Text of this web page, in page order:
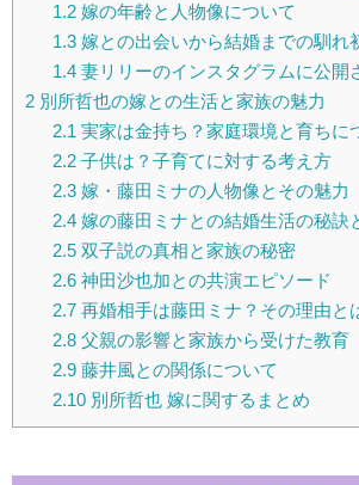
1.2嫁の年齢と人物像について
1.3嫁との出会いから結婚までの馴れ
1.4妻リリーのインスタグラムに公開
2 別所哲也の嫁との生活と家族の魅力
2.1 実家は金持ち？家庭環境と育ちに
2.2子供は？子育てに対する考え方
2.3嫁・藤田ミナの人物像とその魅力
2.4嫁の藤田ミナとの結婚生活の秘訣
2.5双子説の真相と家族の秘密
2.6神田沙也加との共演エピソード
2.7再婚相手は藤田ミナ？その理由と
2.8父親の影響と家族から受けた教育
2.9藤井風との関係について
2.10別所哲也 嫁に関するまとめ